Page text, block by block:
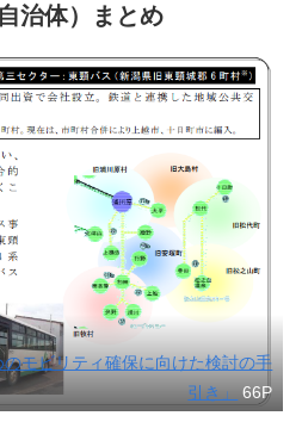
治体）まとめ
のモビリティ確保に向けた検討の手
引き」
66P